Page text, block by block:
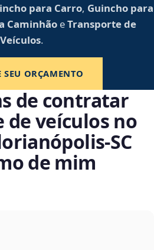
para Carro, Guincho para
CaminhãoeTransporte de
Veículos.
SEU ORÇAMENTO
de contratar
veículos no
de mim